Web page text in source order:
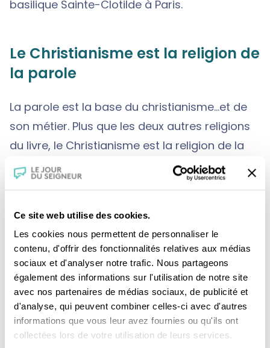
Ce site web utilise des cookies.
Les cookies nous permettent de personnaliser le
contenu, d'offrir des fonctionnalités relatives aux médias
sociaux et d'analyser notre trafic. Nous partageons
également des informations sur l'utilisation de notre site
avec nos partenaires de médias sociaux, de publicité et
d'analyse, qui peuvent combiner celles-ci avec d'autres
informations que vous leur avez fournies ou qu'ils ont
collectées lors de votre utilisation de leurs services.
basilique Sainte-Clotilde à Paris.
Le Christianisme est la religion de
la parole
La parole est la base du christianisme...et de
son métier. Plus que les deux autres religions
du livre, le Christianisme est la religion de la
parole, en particulier celle de Jésus.
Etre dans la vérité du Christ, c'est être
authentique. Il se ressent comme tel et ne s'en
cache pas dans ses émissions de radio. Les
paroles du Christ l'ont construit autant que
l'école de la République.
Frédéric Hermel : "Le premier